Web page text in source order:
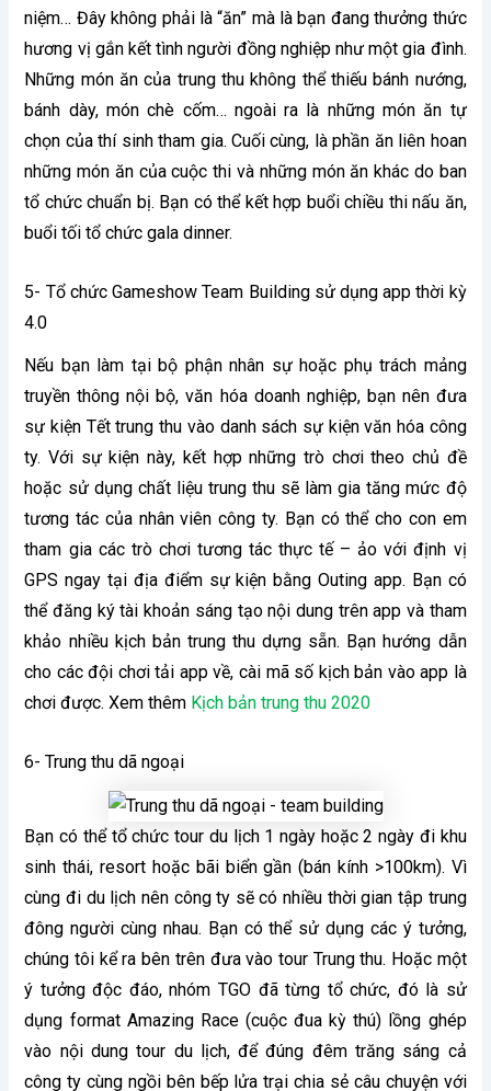
niệm… Đây không phải là “ăn” mà là bạn đang thưởng thức
hương vị gắn kết tình người đồng nghiệp như một gia đình.
Những món ăn của trung thu không thể thiếu bánh nướng,
bánh dày, món chè cốm… ngoài ra là những món ăn tự
chọn của thí sinh tham gia. Cuối cùng, là phần ăn liên hoan
những món ăn của cuộc thi và những món ăn khác do ban
tổ chức chuẩn bị. Bạn có thể kết hợp buổi chiều thi nấu ăn,
buổi tối tổ chức gala dinner.
5- Tổ chức Gameshow Team Building sử dụng app thời kỳ
4.0
Nếu bạn làm tại bộ phận nhân sự hoặc phụ trách mảng
truyền thông nội bộ, văn hóa doanh nghiệp, bạn nên đưa
sự kiện Tết trung thu vào danh sách sự kiện văn hóa công
ty. Với sự kiện này, kết hợp những trò chơi theo chủ đề
hoặc sử dụng chất liệu trung thu sẽ làm gia tăng mức độ
tương tác của nhân viên công ty. Bạn có thể cho con em
tham gia các trò chơi tương tác thực tế – ảo với định vị
GPS ngay tại địa điểm sự kiện bằng Outing app. Bạn có
thể đăng ký tài khoản sáng tạo nội dung trên app và tham
khảo nhiều kịch bản trung thu dựng sẵn. Bạn hướng dẫn
cho các đội chơi tải app về, cài mã số kịch bản vào app là
chơi được. Xem thêm Kịch bản trung thu 2020
6- Trung thu dã ngoại
Bạn có thể tổ chức tour du lịch 1 ngày hoặc 2 ngày đi khu
sinh thái, resort hoặc bãi biển gần (bán kính >100km). Vì
cùng đi du lịch nên công ty sẽ có nhiều thời gian tập trung
đông người cùng nhau. Bạn có thể sử dụng các ý tưởng,
chúng tôi kể ra bên trên đưa vào tour Trung thu. Hoặc một
ý tưởng độc đáo, nhóm TGO đã từng tổ chức, đó là sử
dụng format Amazing Race (cuộc đua kỳ thú) lồng ghép
vào nội dung tour du lịch, để đúng đêm trăng sáng cả
công ty cùng ngồi bên bếp lửa trại chia sẻ câu chuyện với